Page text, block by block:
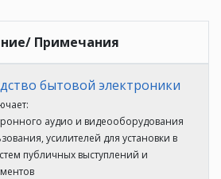
Примечания
бытовой электроники
аудио и видеооборудования
усилителей для установки в
публичных выступлений и